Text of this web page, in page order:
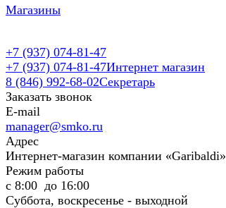
Магазины
+7 (937) 074-81-47
+7 (937) 074-81-47Интернет магазин
8 (846) 992-68-02Секретарь
Заказать звонок
E-mail
manager@smko.ru
Адрес
Интернет-магазин компании «Garibaldi»
Режим работы
с 8:00 до 16:00
Суббота, воскресенье - выходной